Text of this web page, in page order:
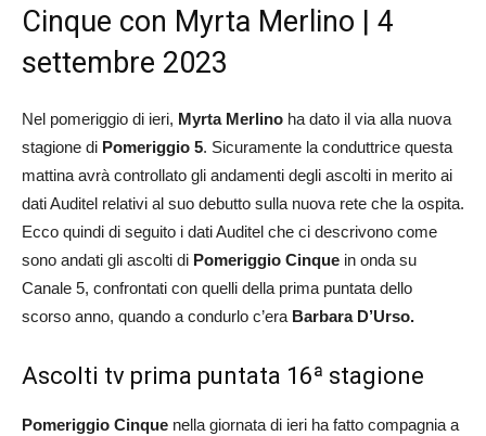
Cinque con Myrta Merlino | 4
settembre 2023
Nel pomeriggio di ieri, Myrta Merlino ha dato il via alla nuova
stagione di Pomeriggio 5. Sicuramente la conduttrice questa
mattina avrà controllato gli andamenti degli ascolti in merito ai
dati Auditel relativi al suo debutto sulla nuova rete che la ospita.
Ecco quindi di seguito i dati Auditel che ci descrivono come
sono andati gli ascolti di Pomeriggio Cinque in onda su
Canale 5, confrontati con quelli della prima puntata dello
scorso anno, quando a condurlo c’era Barbara D’Urso.
Ascolti tv prima puntata 16ª stagione
Pomeriggio Cinque nella giornata di ieri ha fatto compagnia a